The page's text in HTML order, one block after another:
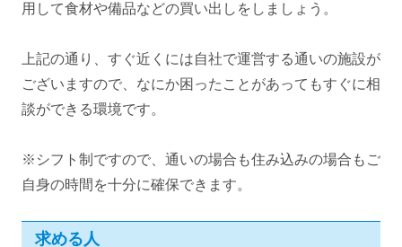
用して食材や備品などの買い出しをしましょう。
上記の通り、すぐ近くには自社で運営する通いの施設が
ございますので、なにか困ったことがあってもすぐに相
談ができる環境です。
※シフト制ですので、通いの場合も住み込みの場合もご
自身の時間を十分に確保できます。
求める人